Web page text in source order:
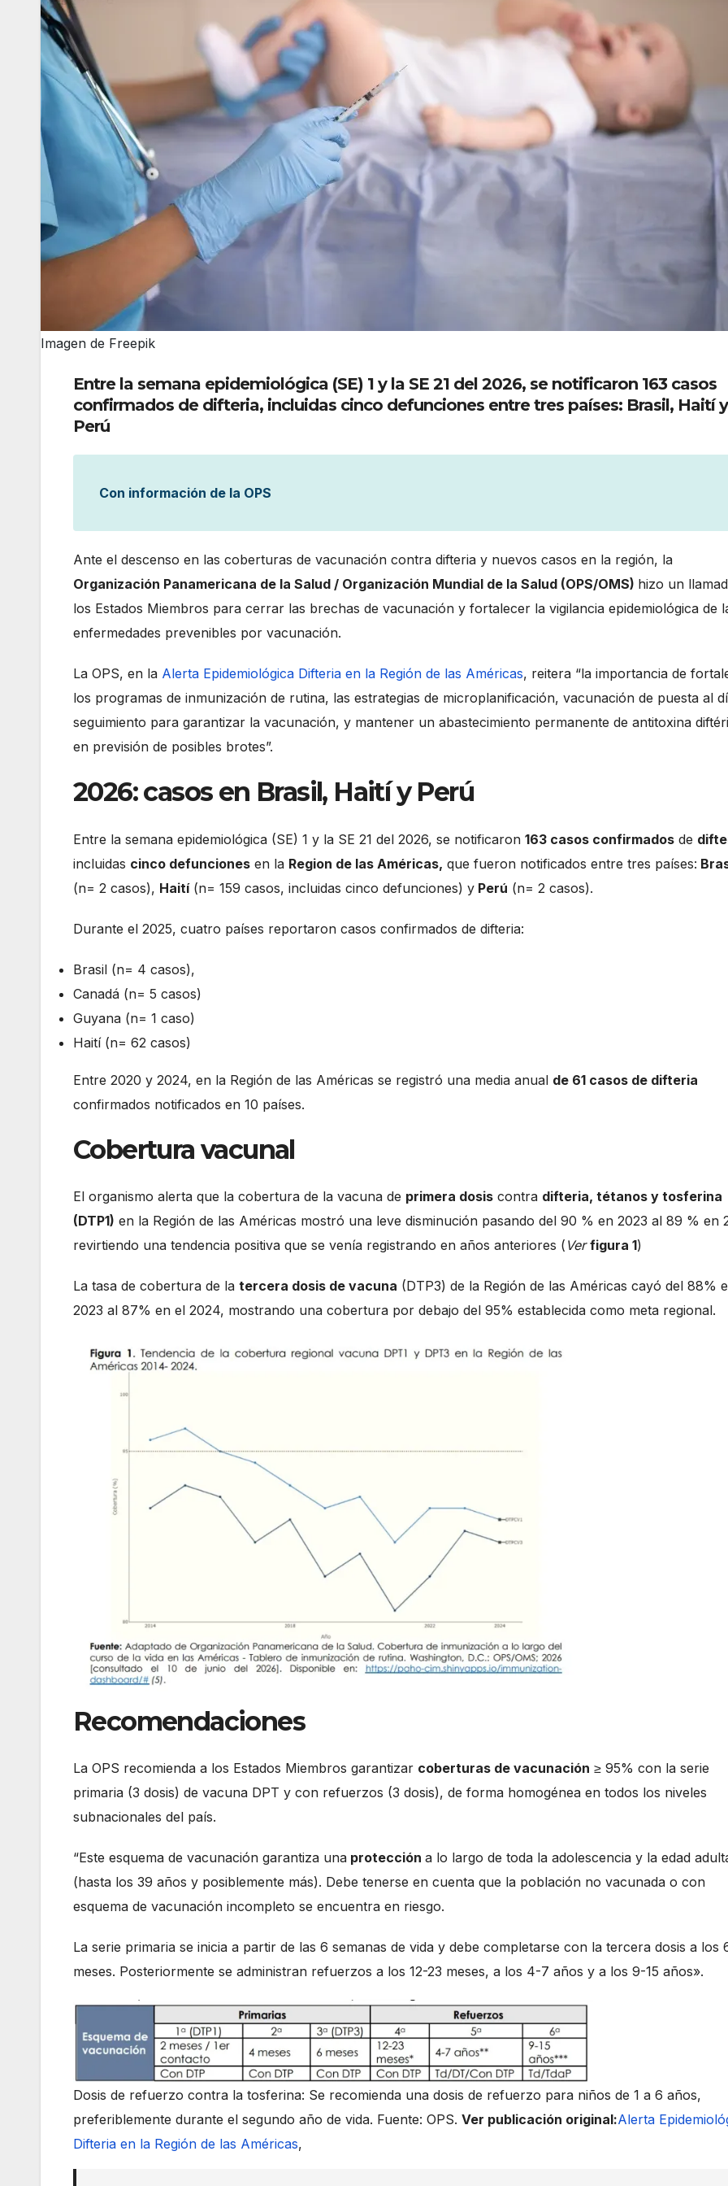
Imagen de Freepik
Entre la semana epidemiológica (SE) 1 y la SE 21 del 2026, se notificaron 163 casos
confirmados de difteria, incluidas cinco defunciones entre tres países: Brasil, Haití y
Perú
Con información de la OPS
Ante el descenso en las coberturas de vacunación contra difteria y nuevos casos en la región, la
Organización Panamericana de la Salud / Organización Mundial de la Salud (OPS/OMS) hizo un
los Estados Miembros para cerrar las brechas de vacunación y fortalecer la vigilancia epidemiológica de
enfermedades prevenibles por vacunación.
La OPS, en la Alerta Epidemiológica Difteria en la Región de las Américas, reitera “la importancia de
los programas de inmunización de rutina, las estrategias de microplanificación, vacunación de puesta al
seguimiento para garantizar la vacunación, y mantener un abastecimiento permanente de antitoxina
en previsión de posibles brotes”.
2026: casos en Brasil, Haití y Perú
Entre la semana epidemiológica (SE) 1 y la SE 21 del 2026, se notificaron 163 casos confirmados de
incluidas cinco defunciones en la Region de las Américas, que fueron notificados entre tres países:
(n= 2 casos), Haití(n= 159 casos, incluidas cinco defunciones) y Perú (n= 2 casos).
Durante el 2025, cuatro países reportaron casos confirmados de difteria:
Brasil (n= 4 casos),
Canadá (n= 5 casos)
Guyana (n= 1 caso)
Haití (n= 62 casos)
Entre 2020 y 2024, en la Región de las Américas se registró una media anual de 61 casos de difteria
confirmados notificados en 10 países.
Cobertura vacunal
El organismo alerta que la cobertura de la vacuna de primera dosis contra difteria, tétanos y tosferina
(DTP1) en la Región de las Américas mostró una leve disminución pasando del 90 % en 2023 al 89 % en
revirtiendo una tendencia positiva que se venía registrando en años anteriores ( Ver figura 1)
La tasa de cobertura de la tercera dosis de vacuna (DTP3) de la Región de las Américas cayó del 88%
2023 al 87% en el 2024, mostrando una cobertura por debajo del 95% establecida como meta regional.
Recomendaciones
La OPS recomienda a los Estados Miembros garantizar coberturas de vacunación ≥ 95% con la serie
primaria (3 dosis) de vacuna DPT y con refuerzos (3 dosis), de forma homogénea en todos los niveles
subnacionales del país.
“Este esquema de vacunación garantiza una protección a lo largo de toda la adolescencia y la edad
(hasta los 39 años y posiblemente más). Debe tenerse en cuenta que la población no vacunada o con
esquema de vacunación incompleto se encuentra en riesgo.
La serie primaria se inicia a partir de las 6 semanas de vida y debe completarse con la tercera dosis a los
meses. Posteriormente se administran refuerzos a los 12-23 meses, a los 4-7 años y a los 9-15 años».
Dosis de refuerzo contra la tosferina: Se recomienda una dosis de refuerzo para niños de 1 a 6 años,
preferiblemente durante el segundo año de vida. Fuente: OPS. Ver publicación original:Alerta
Difteria en la Región de las Américas,